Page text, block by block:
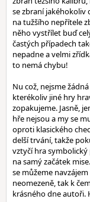
se zbraní jakéhokoliv
na tužšího nepřítele
něho vystřílet buď
častých případech
nepadne a velmi
to nemá chybu!
Nu což, nejsme
kterékoliv jiné hry
zopakujeme. Jasně,
hře nejsou a my se
oproti klasického
delší trvání, takže
vztyčí hra symbolický
na samý začátek
se můžeme
neomezeně, tak k
krásného dne autoři.